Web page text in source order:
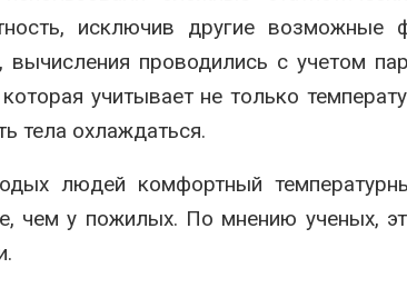
исключив другие
вычисления проводились с учетом
учитывает не только
тела охлаждаться.
людей комфортный
чем у пожилых. По мнению ученых,